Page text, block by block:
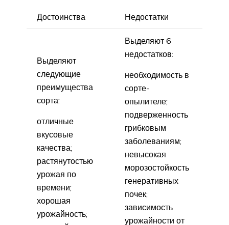
Достоинства Недостатки
Выделяют
следующие
преимущества
сорта:
отличные
вкусовые
качества;
растянутостью
урожая по
времени;
хорошая
урожайность;
Выделяют 6
недостатков:
необходимость в
сорте-
опылителе;
подверженность
грибковым
заболеваниям;
невысокая
морозостойкость
генеративных
почек;
зависимость
урожайности от